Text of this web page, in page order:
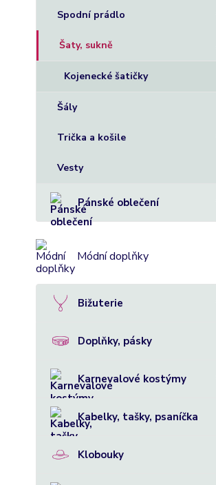
Spodní prádlo
Šaty, sukně
Kojenecké šatičky
Šály
Trička a košile
Vesty
Pánské oblečení
Módní doplňky
Bižuterie
Doplňky, pásky
Karnevalové kostýmy
Kabelky, tašky, psaníčka
Klobouky